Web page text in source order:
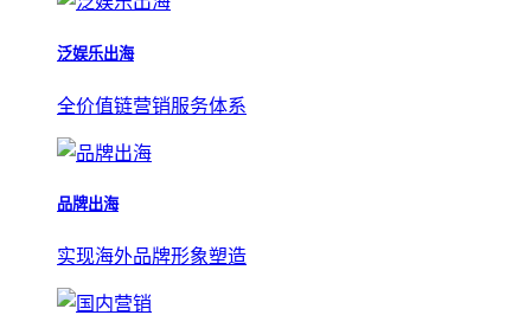
泛娱乐出海
全价值链营销服务体系
品牌出海
实现海外品牌形象塑造